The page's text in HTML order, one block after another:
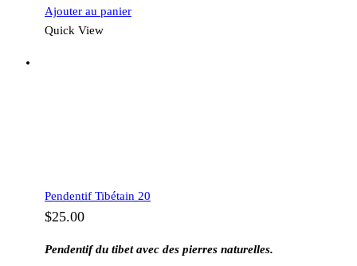
Ajouter au panier
Quick View
Pendentif Tibétain 20
$25.00
Pendentif du tibet avec des pierres naturelles.